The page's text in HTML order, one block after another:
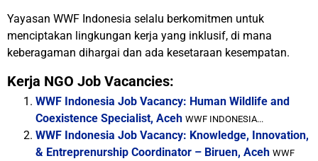
Yayasan WWF Indonesia selalu berkomitmen untuk
menciptakan lingkungan kerja yang inklusif, di mana
keberagaman dihargai dan ada kesetaraan kesempatan.
Kerja NGO Job Vacancies:
WWF Indonesia Job Vacancy: Human Wildlife and
Coexistence Specialist, Aceh WWF INDONESIA...
WWF Indonesia Job Vacancy: Knowledge, Innovation,
& Entreprenurship Coordinator – Biruen, Aceh WWF